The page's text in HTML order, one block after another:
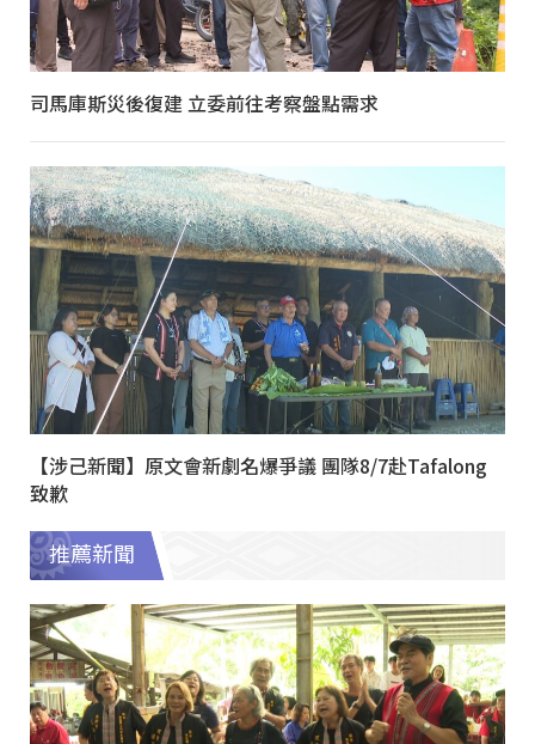
司馬庫斯災後復建 立委前往考察盤點需求
【涉己新聞】原文會新劇名爆爭議 團隊8/7赴Tafalong
致歉
推薦新聞